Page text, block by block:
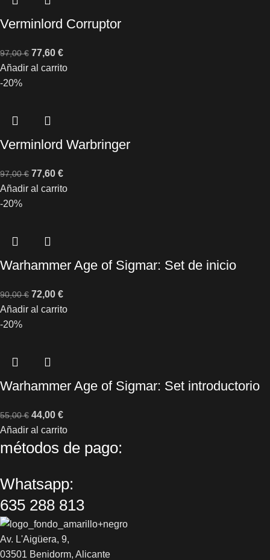
Verminlord Corruptor
97,00€ 77,60 €
Añadir al carrito
-20%
Verminlord Warbringer
97,00€ 77,60 €
Añadir al carrito
-20%
Warhammer Age of Sigmar: Set de inicio
90,00€ 72,00 €
Añadir al carrito
-20%
Warhammer Age of Sigmar: Set introductorio
55,00€ 44,00 €
Añadir al carrito
métodos de pago:
Whatsapp:
635 288 813
Av. L'Aigüera, 9,
03501 Benidorm, Alicante